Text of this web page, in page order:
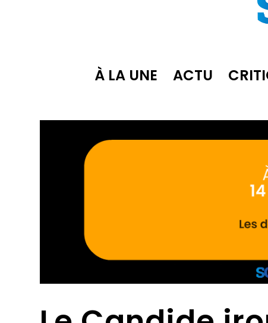
À LA UNE ACTU